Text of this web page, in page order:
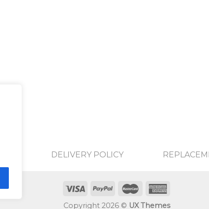
DELIVERY POLICY
Copyright 2026 © UX Themes